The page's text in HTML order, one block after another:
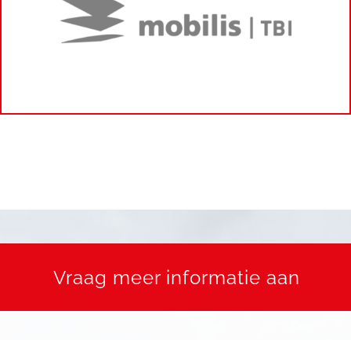
Vraag meer informatie aan